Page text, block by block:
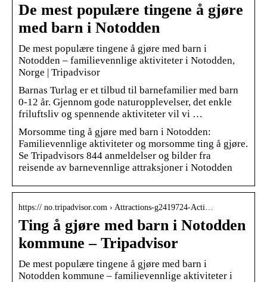
De mest populære tingene å gjøre
med barn i Notodden
De mest populære tingene å gjøre med barn i
Notodden – familievennlige aktiviteter i Notodden,
Norge | Tripadvisor
Barnas Turlag er et tilbud til barnefamilier med barn
0-12 år. Gjennom gode naturopplevelser, det enkle
friluftsliv og spennende aktiviteter vil vi …
Morsomme ting å gjøre med barn i Notodden:
Familievennlige aktiviteter og morsomme ting å gjøre.
Se Tripadvisors 844 anmeldelser og bilder fra
reisende av barnevennlige attraksjoner i Notodden
https:// no.tripadvisor.com › Attractions-g2419724-Acti…
Ting å gjøre med barn i Notodden
kommune – Tripadvisor
De mest populære tingene å gjøre med barn i
Notodden kommune – familievennlige aktiviteter i